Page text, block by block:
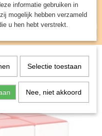
UW WINKELWAGEN
(0)
>Cubo
informatie gebruiken in
mogelijk hebben verzameld
u hen hebt verstrekt.
Selectie toestaan
Nee, niet akkoord